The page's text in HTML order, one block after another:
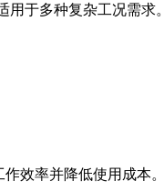
于多种复杂工况需求。
效率并降低使用成本。